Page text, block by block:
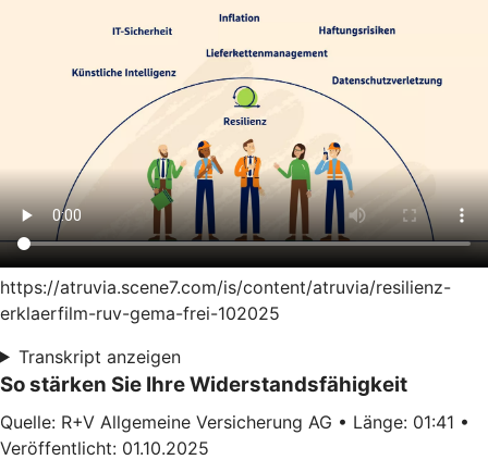
https://atruvia.scene7.com/is/content/atruvia/resilienz-
erklaerfilm-ruv-gema-frei-102025
Transkript anzeigen
So stärken Sie Ihre Widerstandsfähigkeit
Quelle: R+V Allgemeine Versicherung AG • Länge: 01:41 •
Veröffentlicht: 01.10.2025